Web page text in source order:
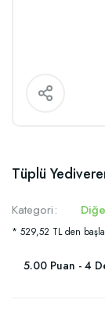
Tüplü
Kategori
* 529,52 TL den
5.00 Puan - 4